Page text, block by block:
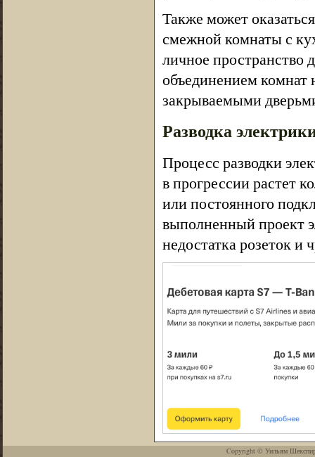
Также может
смежной комнаты с
личное пространство
объединением комнат
закрываемыми
Разводка
Процесс разводки
в прогрессии растет
или постоянного
выполненный проект
недостатка розеток и
Copyright © Уильям